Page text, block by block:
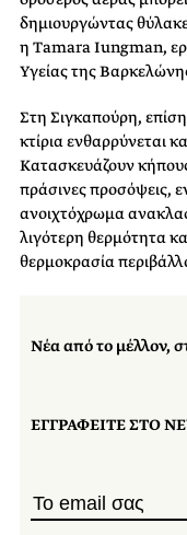
δημιουργώντας
η Tamara Iungman,
Υγείας της
Στη Σιγκαπούρη,
κτίρια ενθαρρύνεται
Κατασκευάζουν
πράσινες προσόψεις,
ανοιχτόχρωμα
λιγότερη θερμότητα
θερμοκρασία
Νέα από το μέλλον,
ΕΓΓΡΑΦΕΙΤΕ ΣΤΟ